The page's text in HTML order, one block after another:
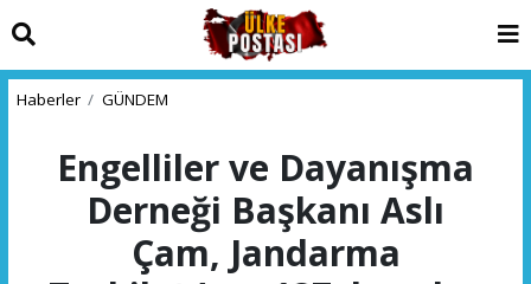
Haberler GÜNDEM
Engelliler ve Dayanışma
Derneği Başkanı Aslı
Çam, Jandarma